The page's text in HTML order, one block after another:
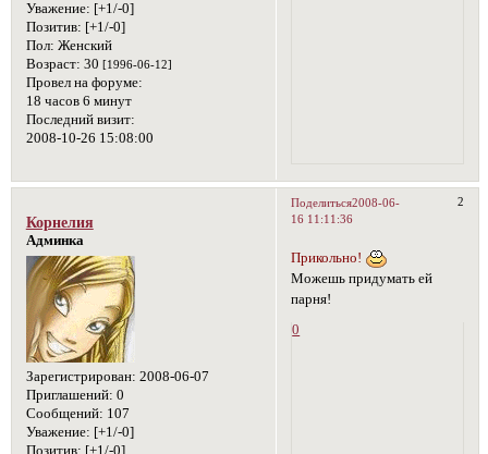
Уважение: [+1/-0]
Позитив: [+1/-0]
Пол: Женский
Возраст: 30 [1996-06-12]
Провел на форуме:
18 часов 6 минут
Последний визит:
2008-10-26 15:08:00
Поделиться 2
2008-06-
16 11:11:36
Корнелия
Админка
Зарегистрирован: 2008-06-07
Приглашений: 0
Сообщений: 107
Уважение: [+1/-0]
Позитив: [+1/-0]
Прикольно!
Можешь придумать ей
парня!
0